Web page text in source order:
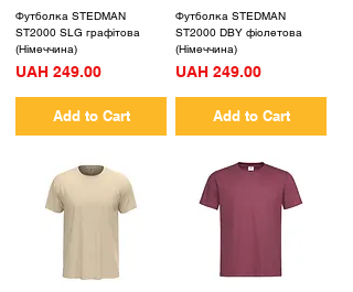
Футболка STEDMAN
ST2000 SLG графітова
(Німеччина)
Price
UAH 249.00
Add to Cart
Футболка STEDMAN
ST2000 DBY фіолетова
(Німеччина)
Price
UAH 249.00
Add to Cart